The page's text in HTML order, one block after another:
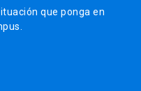
que ponga en